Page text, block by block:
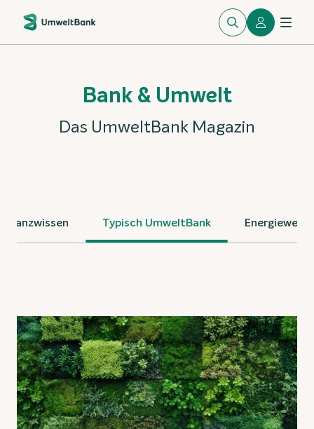
Bank & Umwelt
Das UmweltBank Magazin
Finanzwissen Typisch UmweltBank